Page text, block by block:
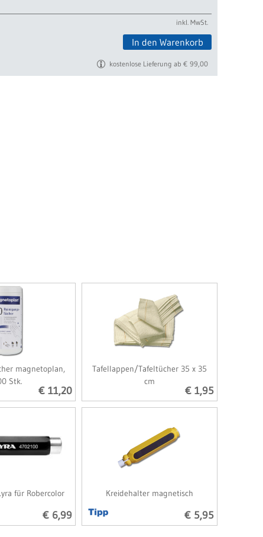
inkl. MwSt.
In den Warenkorb
kostenlose Lieferung ab € 99,00
magnetoplan,
Stk.
€ 11,20
Tafellappen/Tafeltücher 35 x 35
cm
€ 1,95
für Robercolor
€ 6,99
Kreidehalter magnetisch
€ 5,95